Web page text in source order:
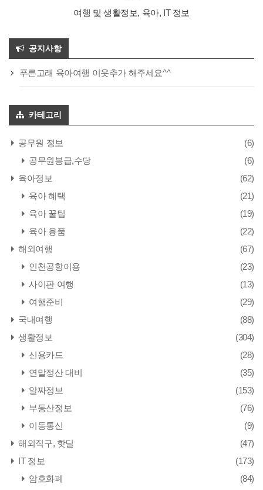
여행 및 생활정보, 육아, IT 정보
공지사항
푸른고래 육아여행 이웃추가 해주세요^^
카테고리
공무원 정보
(6)
공무원봉급,수당
(6)
육아정보
(62)
육아 혜택
(21)
육아 꿀팁
(19)
육아 용품
(22)
해외여행
(67)
인천공항이용
(23)
사이판 여행
(13)
여행준비
(29)
국내여행
(88)
생활정보
(304)
신용카드
(28)
연말정산 대비
(35)
알짜정보
(153)
부동산정보
(76)
이동통신
(9)
해외직구, 핫딜
(47)
IT 정보
(173)
암호화폐
(84)